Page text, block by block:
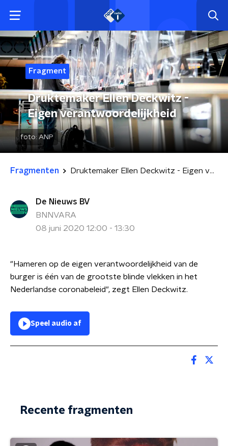
Fragment
Druktemaker Ellen Deckwitz -
Eigen verantwoordelijkheid
foto: ANP
Fragmenten Druktemaker Ellen Deckwitz - Eigen verantwoordelijkheid
De Nieuws BV
BNNVARA
08 juni 2020 12:00 - 13:30
"Hameren op de eigen verantwoordelijkheid van de
burger is één van de grootste blinde vlekken in het
Nederlandse coronabeleid", zegt Ellen Deckwitz.
Speel audio af
Recente fragmenten